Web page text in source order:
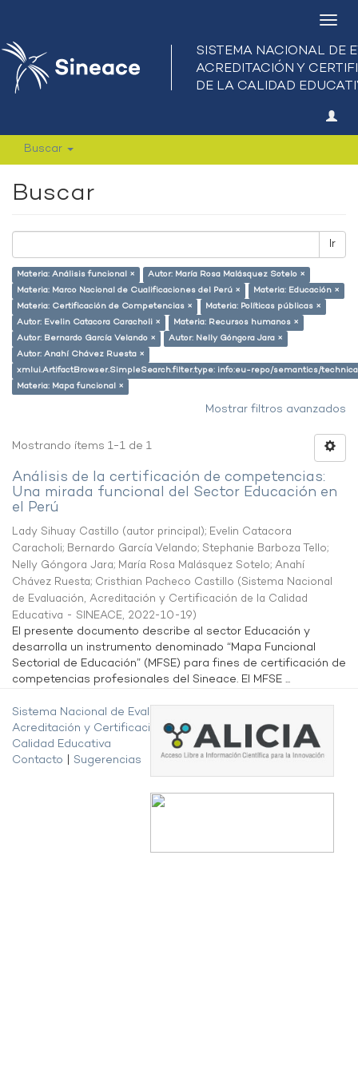
Buscar
Buscar
Ir
Materia: Análisis funcional ×
Autor: María Rosa Malásquez Sotelo ×
Materia: Marco Nacional de Cualificaciones del Perú ×
Materia: Educación ×
Materia: Certificación de Competencias ×
Materia: Políticas públicas ×
Autor: Evelin Catacora Caracholi ×
Materia: Recursos humanos ×
Autor: Bernardo García Velando ×
Autor: Nelly Góngora Jara ×
Autor: Anahí Chávez Ruesta ×
xmlui.ArtifactBrowser.SimpleSearch.filter.type: info:eu-repo/semantics/
Materia: Mapa funcional ×
Mostrar filtros avanzados
Mostrando ítems 1-1 de 1
Análisis de la certificación de competencias:
Una mirada funcional del Sector Educación en
el Perú
Lady Sihuay Castillo (autor principal); Evelin Catacora
Caracholi; Bernardo García Velando; Stephanie Barboza Tello;
Nelly Góngora Jara; María Rosa Malásquez Sotelo; Anahí
Chávez Ruesta; Cristhian Pacheco Castillo (Sistema Nacional
de Evaluación, Acreditación y Certificación de la Calidad
Educativa - SINEACE, 2022-10-19)
El presente documento describe al sector Educación y
desarrolla un instrumento denominado “Mapa Funcional
Sectorial de Educación” (MFSE) para fines de certificación de
competencias profesionales del Sineace. El MFSE ...
Sistema Nacional de Evaluación,
Acreditación y Certificación de la
Calidad Educativa
Contacto
Sugerencias